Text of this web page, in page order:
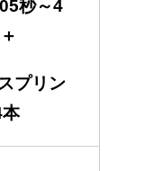
秒～4
プリン
本